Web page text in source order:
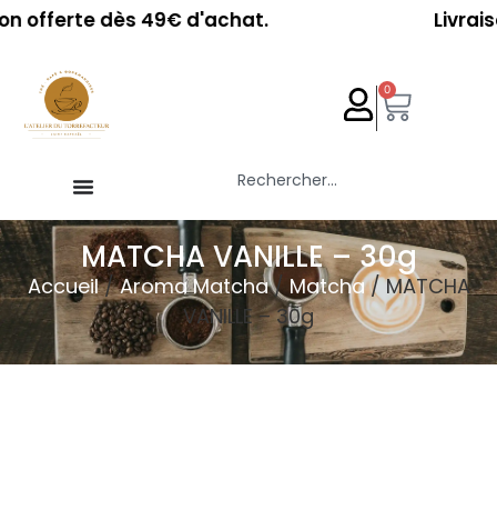
dès 49€ d'achat.
0
MATCHA VANILLE – 30g
Accueil/Aroma Matcha/Matcha/ MATCHA
VANILLE – 30g